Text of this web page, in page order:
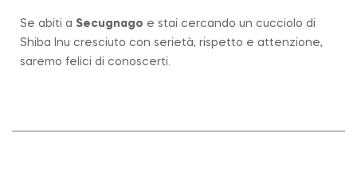
Se abiti a Secugnago e stai cercando un cucciolo di
Shiba Inu cresciuto con serietà, rispetto e attenzione,
saremo felici di conoscerti.